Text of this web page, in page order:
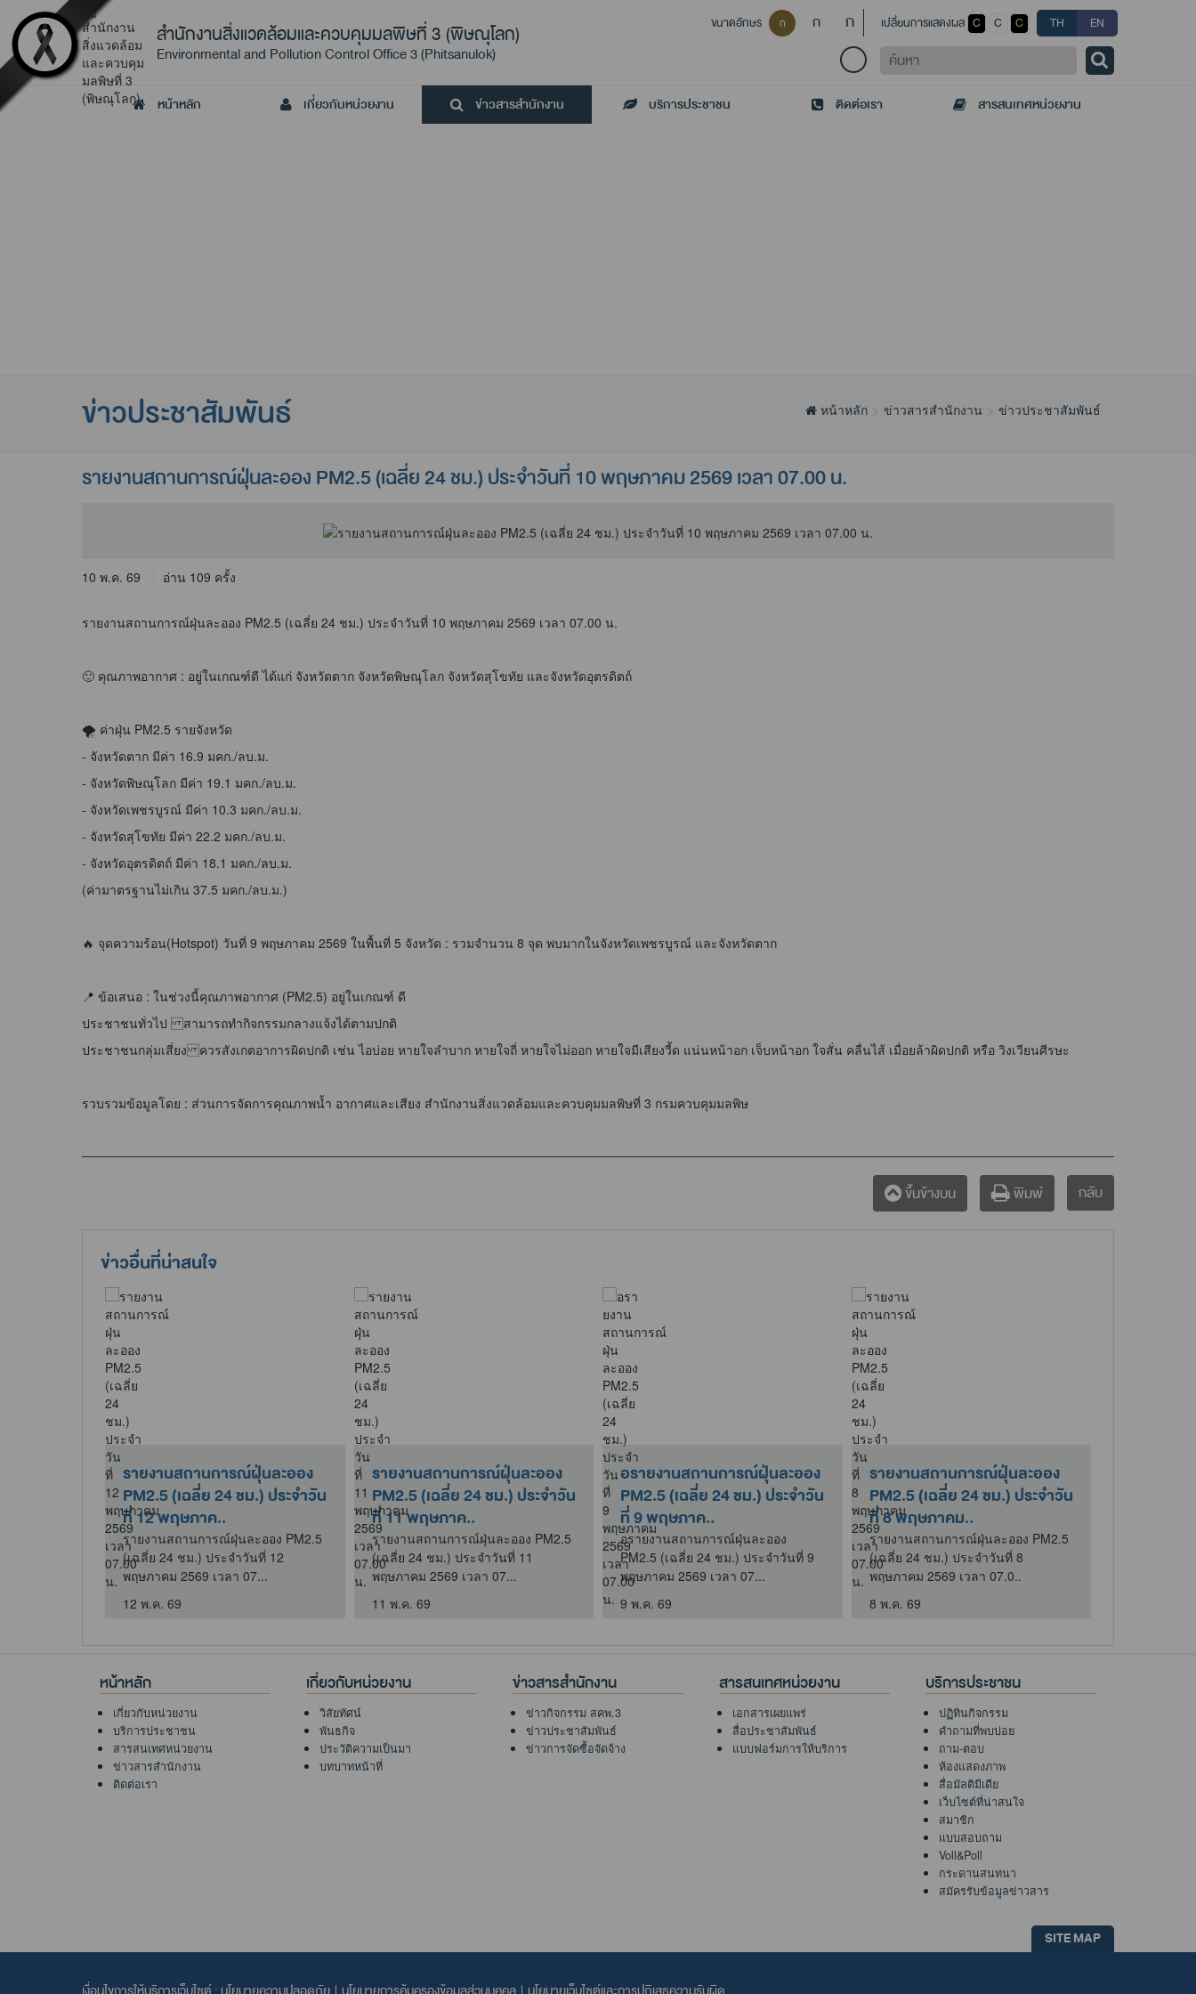
สำนักงานสิ่งแวดล้อมและควบคุมมลพิษที่ 3 (พิษณุโลก)
Environmental and Pollution Control Office 3 (Phitsanulok)
ขนาดอักษร ก ก ก เปลี่ยนการแสดงผล C C C TH EN
ค้นหา
หน้าหลัก เกี่ยวกับหน่วยงาน ข่าวสารสำนักงาน บริการประชาชน ติดต่อเรา สารสนเทศหน่วยงาน
ข่าวประชาสัมพันธ์ หน้าหลัก ข่าวสารสำนักงาน ข่าวประชาสัมพันธ์
รายงานสถานการณ์ฝุ่นละออง PM2.5 (เฉลี่ย 24 ชม.) ประจำวันที่ 10 พฤษภาคม 2569 เวลา 07.00 น.
10 พ.ค. 69 อ่าน 109 ครั้ง
รายงานสถานการณ์ฝุ่นละออง PM2.5 (เฉลี่ย 24 ชม.) ประจำวันที่ 10 พฤษภาคม 2569 เวลา 07.00 น.
🙂 คุณภาพอากาศ : อยู่ในเกณฑ์ดี ได้แก่ จังหวัดตาก จังหวัดพิษณุโลก จังหวัดสุโขทัย และจังหวัดอุตรดิตถ์
🌪 ค่าฝุ่น PM2.5 รายจังหวัด
- จังหวัดตาก มีค่า 16.9 มคก./ลบ.ม.
- จังหวัดพิษณุโลก มีค่า 19.1 มคก./ลบ.ม.
- จังหวัดเพชรบูรณ์ มีค่า 10.3 มคก./ลบ.ม.
- จังหวัดสุโขทัย มีค่า 22.2 มคก./ลบ.ม.
- จังหวัดอุตรดิตถ์ มีค่า 18.1 มคก./ลบ.ม.
(ค่ามาตรฐานไม่เกิน 37.5 มคก./ลบ.ม.)
🔥 จุดความร้อน(Hotspot) วันที่ 9 พฤษภาคม 2569 ในพื้นที่ 5 จังหวัด : รวมจำนวน 8 จุด พบมากในจังหวัดเพชรบูรณ์ และจังหวัดตาก
📍 ข้อเสนอ : ในช่วงนี้คุณภาพอากาศ (PM2.5) อยู่ในเกณฑ์ ดี
ประชาชนทั่วไป สามารถทำกิจกรรมกลางแจ้งได้ตามปกติ
ประชาชนกลุ่มเสี่ยง ควรสังเกตอาการผิดปกติ เช่น ไอบ่อย หายใจลำบาก หายใจถี่ หายใจไม่ออก หายใจมีเสียงวี้ด แน่นหน้าอก เจ็บหน้าอก ใจสั่น คลื่นไส้ เมื่อยล้าผิดปกติ หรือ วิงเวียนศีรษะ
รวบรวมข้อมูลโดย : ส่วนการจัดการคุณภาพน้ำ อากาศและเสียง สำนักงานสิ่งแวดล้อมและควบคุมมลพิษที่ 3 กรมควบคุมมลพิษ
ขึ้นข้างบน พิมพ์ กลับ
ข่าวอื่นที่น่าสนใจ
รายงานสถานการณ์ฝุ่นละออง
PM2.5 (เฉลี่ย 24 ชม.) ประจำวัน
ที่ 12 พฤษภาค..
รายงานสถานการณ์ฝุ่นละออง PM2.5
(เฉลี่ย 24 ชม.) ประจำวันที่ 12
พฤษภาคม 2569 เวลา 07...
12 พ.ค. 69
รายงานสถานการณ์ฝุ่นละออง
PM2.5 (เฉลี่ย 24 ชม.) ประจำวัน
ที่ 11 พฤษภาค..
รายงานสถานการณ์ฝุ่นละออง PM2.5
(เฉลี่ย 24 ชม.) ประจำวันที่ 11
พฤษภาคม 2569 เวลา 07...
11 พ.ค. 69
อรายงานสถานการณ์ฝุ่นละออง
PM2.5 (เฉลี่ย 24 ชม.) ประจำวัน
ที่ 9 พฤษภาค..
อรายงานสถานการณ์ฝุ่นละออง
PM2.5 (เฉลี่ย 24 ชม.) ประจำวันที่ 9
พฤษภาคม 2569 เวลา 07...
9 พ.ค. 69
รายงานสถานการณ์ฝุ่นละออง
PM2.5 (เฉลี่ย 24 ชม.) ประจำวัน
ที่ 8 พฤษภาคม..
รายงานสถานการณ์ฝุ่นละออง PM2.5
(เฉลี่ย 24 ชม.) ประจำวันที่ 8
พฤษภาคม 2569 เวลา 07.0..
8 พ.ค. 69
หน้าหลัก
เกี่ยวกับหน่วยงาน
บริการประชาชน
สารสนเทศหน่วยงาน
ข่าวสารสำนักงาน
ติดต่อเรา
เกี่ยวกับหน่วยงาน
วิสัยทัศน์
พันธกิจ
ประวัติความเป็นมา
บทบาทหน้าที่
ข่าวสารสำนักงาน
ข่าวกิจกรรม สคพ.3
ข่าวประชาสัมพันธ์
ข่าวการจัดซื้อจัดจ้าง
สารสนเทศหน่วยงาน
เอกสารเผยแพร่
สื่อประชาสัมพันธ์
แบบฟอร์มการให้บริการ
บริการประชาชน
ปฏิทินกิจกรรม
คำถามที่พบบ่อย
ถาม-ตอบ
ห้องแสดงภาพ
สื่อมัลติมีเดีย
เว็บไซต์ที่น่าสนใจ
สมาชิก
แบบสอบถาม
Voll&Poll
กระดานสนทนา
สมัครรับข้อมูลข่าวสาร
SITE MAP